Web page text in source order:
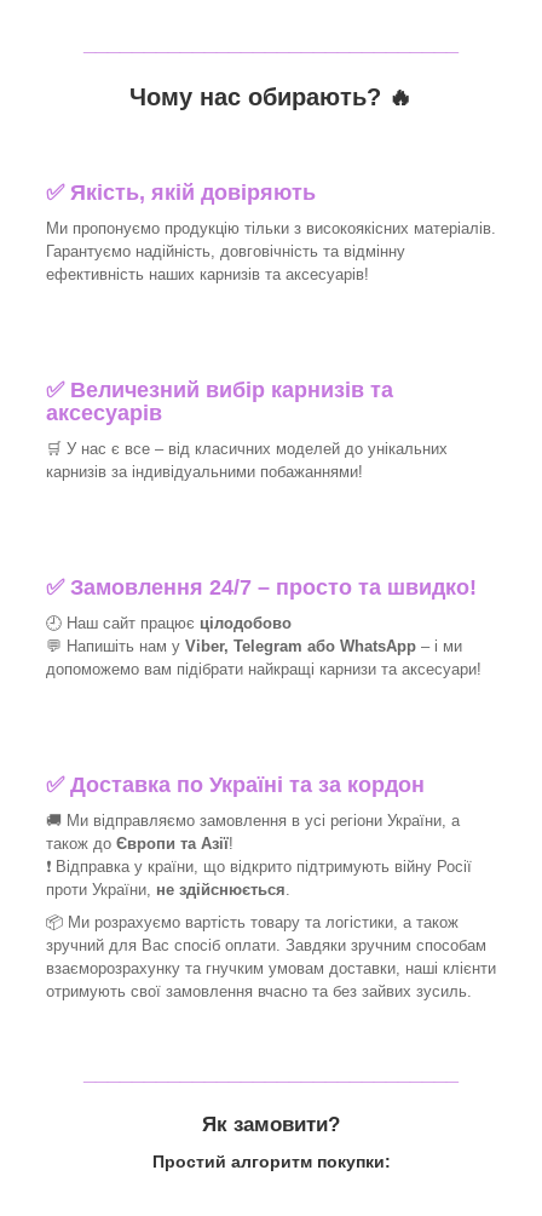
Чому нас обирають? 🔥
✅Якість, якій довіряють
Ми пропонуємо продукцію тільки з високоякісних матеріалів.
Гарантуємо надійність, довговічність та відмінну
ефективність наших карнизів та аксесуарів!​
✅ Величезний вибір карнизів та
аксесуарів
🛒 У нас є все – від класичних моделей до унікальних
карнизів за індивідуальними побажаннями!​
✅Замовлення 24/7 – просто та швидко!
🕘 Наш сайт працює цілодобово
💬 Напишіть нам у Viber, Telegram або WhatsApp – і ми
допоможемо вам підібрати найкращі карнизи та аксесуари!
✅Доставка по Україні та за кордон
🚚 Ми відправляємо замовлення в усі регіони України, а
також до Європи та Азії!
❗ Відправка у країни, що відкрито підтримують війну Росії
проти України, не здійснюється.
📦 Ми розрахуємо вартість товару та логістики, а також
зручний для Вас спосіб оплати. Завдяки зручним способам
взаєморозрахунку та гнучким умовам доставки, наші клієнти
отримують свої замовлення вчасно та без зайвих зусиль.
Як замовити?
Простий алгоритм покупки: